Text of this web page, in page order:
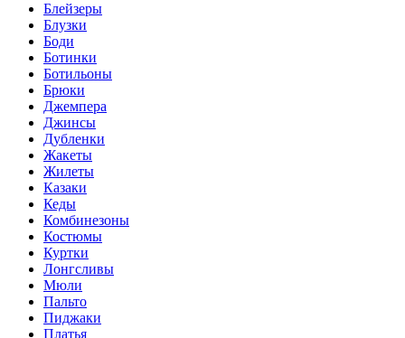
Блейзеры
Блузки
Боди
Ботинки
Ботильоны
Брюки
Джемпера
Джинсы
Дубленки
Жакеты
Жилеты
Казаки
Кеды
Комбинезоны
Костюмы
Куртки
Лонгсливы
Мюли
Пальто
Пиджаки
Платья